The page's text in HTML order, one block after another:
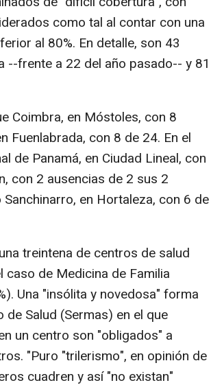
como tal al contar con una
al 80%. En detalle, son 43
--frente a 22 del año pasado-- y 81
Coimbra, en Móstoles, con 8
Fuenlabrada, con 8 de 24. En el
de Panamá, en Ciudad Lineal, con
con 2 ausencias de 2 sus 2
en Hortaleza, con 6 de
treintena de centros de salud
de Medicina de Familia
Una "insólita y novedosa" forma
Salud (Sermas) en el que
un centro son "obligados" a
"Puro "trilerismo", en opinión de
cuadren y así "no existan"